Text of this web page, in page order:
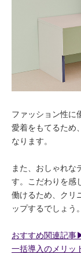
ファッション性に
愛着をもてるため
なります。
また、おしゃれな
す。こだわりを感
働けるため、クリ
ップするでしょう。
おすすめ関連記事
一括導入のメリッ